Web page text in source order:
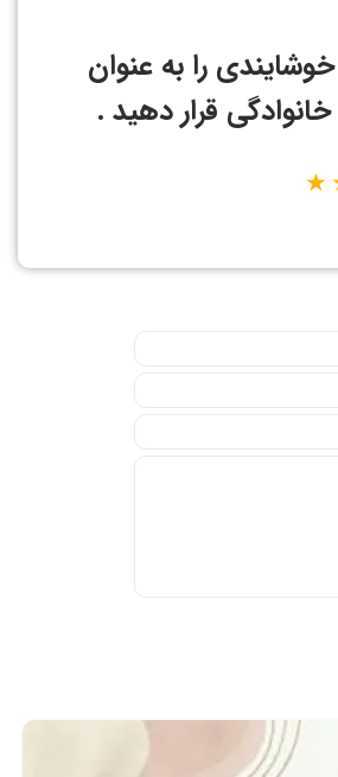
خوشایندی را به عنوان
قرار دهید .